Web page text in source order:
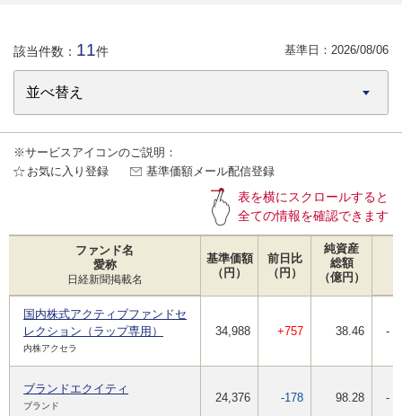
該当件数： 11件 基準日： 2026/08/06
※サービスアイコンのご説明：
お気に入り登録
基準価額メール配信登録
表を横にスクロールすると
全ての情報を確認できます
ファンド名
愛称
日経新聞掲載名
基準価額
（円）
前日比
（円）
純資産
総額
（億円）
国内株式アクティブファンドセ
レクション（ラップ専用）
内株アクセラ
34,988 +757 38.46 -
ブランドエクイティ
ブランド
24,376 -178 98.28 -